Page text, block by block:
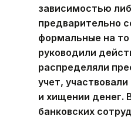
зависимостью
предварительно
формальные на то
руководили
распределяли
учет,
и хищении денег.
банковских